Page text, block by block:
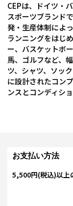
CEPは、ドイツ・
スポーツブランド
発・生産体制によ
ランニングをはじ
ー、バスケットボ
馬、ゴルフなど、
ツ、シャツ、ソッ
に設計されたコン
ンスとコンディシ
お支払い方法
5,500円(税込)以上